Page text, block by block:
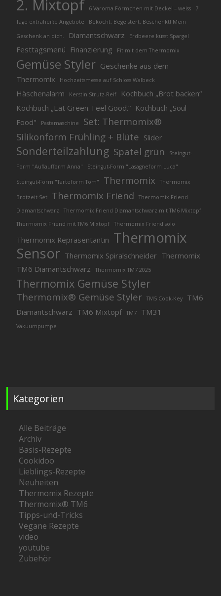
2. Mixtopf 6 Varoma Förmchen mit Deckel – weiss
7
Tage extraheiße Angebote
Bekocht. Begeistert. Beschenkt! Mein
Geschenk an dich. Diamantschwarz Erdbeere küsst Spargel
Festtagsmenü Finanzierung Fit mit dem Thermomix
Gemüse Styler Geschenke aus dem
Thermomix
Hochzeitsmesse auf Schloss Walbeck
Häschenalarm Kerstin Strutz-Reif
Kochbuch „Brot backen“
Kochbuch „Eat Green. Feel Good.“ Kochbuch „Soul
Food"
Pastamaschine
Set: Thermomix®
Silikonform Frühling + Blüte Slider
Sonderteilzahlung Spatel grün
Steingut-
Form "Auflaufform Anna"
Steingut-Form "Lasagneform Luca"
Steingut-Form "Tarteform Tom" Thermomix Thermomix
Brotzeit-Set Thermomix Friend
Thermomix Friend
Diamantschwarz
Thermomix Friend Diamantschwarz mit TM6 Mixtopf
Thermomix Friend mit TM6 Mixtopf
Thermomix Friend solo
Thermomix Repräsentantin Thermomix
Sensor Thermomix Spiralschneider Thermomix
TM6 Diamantschwarz
Thermomix TM7 2025
Thermomix Gemüse Styler
Thermomix® Gemüse Styler TM5 Cook-Key
TM6
Diamantschwarz TM6 Mixtopf TM7 TM31
Vakuumpumpe
Kategorien
Alle Beiträge
Archiv
Basis-Rezepte
Cookidoo
Lieblings-Rezepte
Neuheiten
Thermomix Rezepte
Thermomix® TM6
Tipps-und-Tricks
Vegane Rezepte
video
youtube
Zubehör